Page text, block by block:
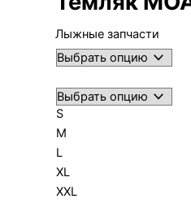
Лыжные запчасти
S
M
L
XL
XXL